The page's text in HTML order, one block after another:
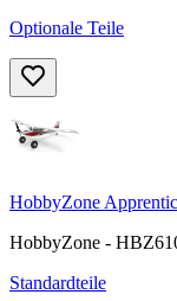
Optionale Teile
HobbyZone
HobbyZone -
Standardteile